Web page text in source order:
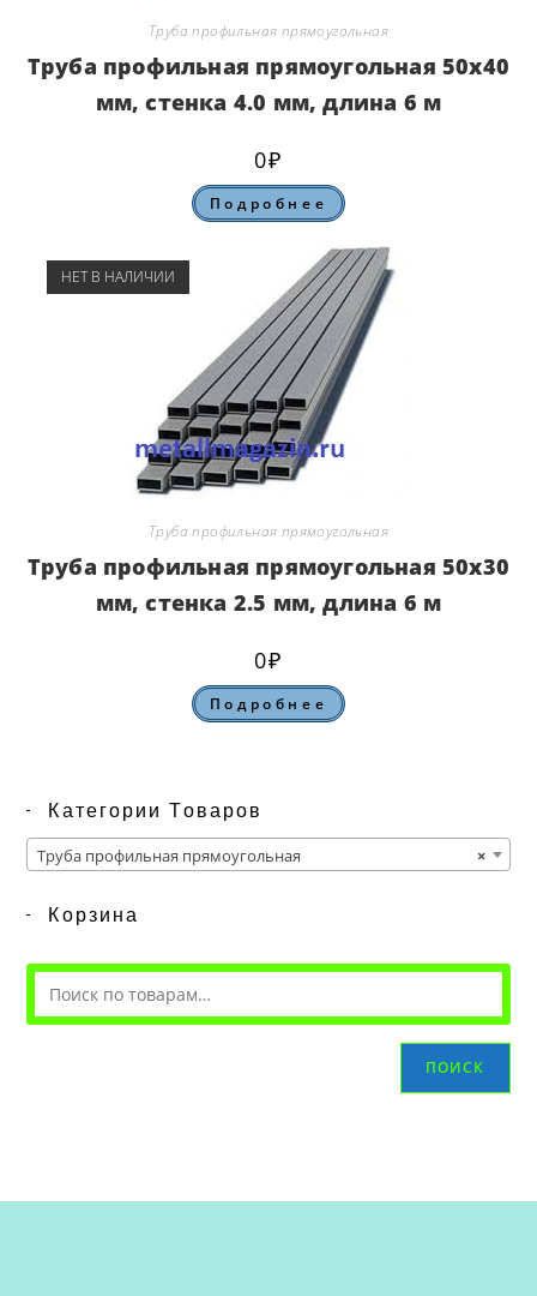
Труба профильная прямоугольная
Труба профильная прямоугольная 50х40
мм, стенка 4.0 мм, длина 6 м
0₽
Подробнее
НЕТ В НАЛИЧИИ
Труба профильная прямоугольная
Труба профильная прямоугольная 50х30
мм, стенка 2.5 мм, длина 6 м
0₽
Подробнее
Категории Товаров
×
Труба профильная прямоугольная
Корзина
ПОИСК